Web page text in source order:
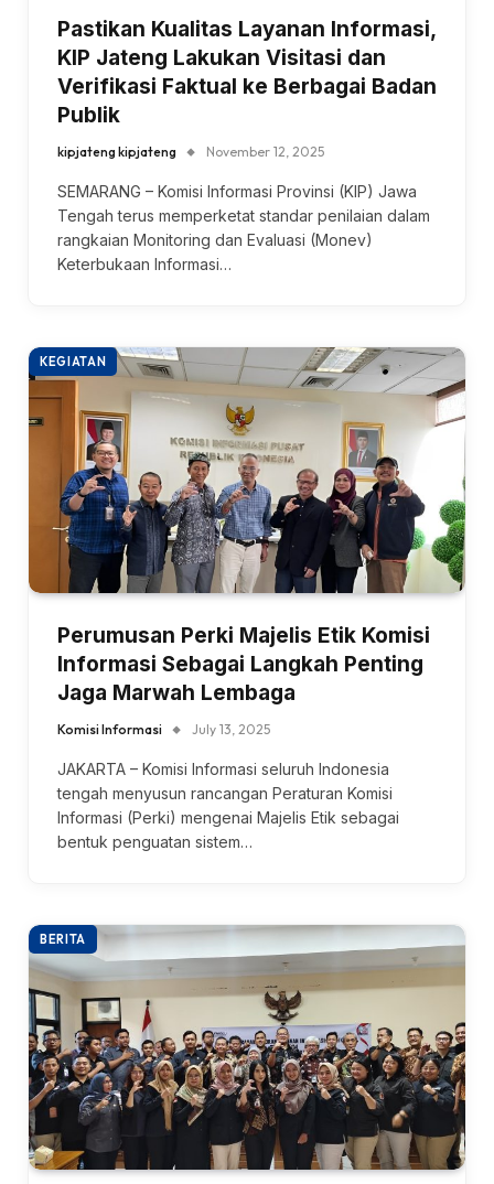
Pastikan Kualitas Layanan Informasi,
KIP Jateng Lakukan Visitasi dan
Verifikasi Faktual ke Berbagai Badan
Publik
kipjateng kipjateng November 12, 2025
SEMARANG – Komisi Informasi Provinsi (KIP) Jawa
Tengah terus memperketat standar penilaian dalam
rangkaian Monitoring dan Evaluasi (Monev)
Keterbukaan Informasi…
KEGIATAN
Perumusan Perki Majelis Etik Komisi
Informasi Sebagai Langkah Penting
Jaga Marwah Lembaga
Komisi Informasi July 13, 2025
JAKARTA – Komisi Informasi seluruh Indonesia
tengah menyusun rancangan Peraturan Komisi
Informasi (Perki) mengenai Majelis Etik sebagai
bentuk penguatan sistem…
BERITA